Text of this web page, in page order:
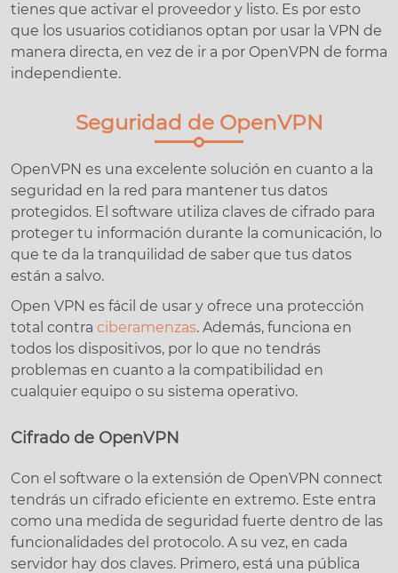
tienes que activar el proveedor y listo. Es por esto
que los usuarios cotidianos optan por usar la VPN de
manera directa, en vez de ir a por OpenVPN de forma
independiente.
Seguridad de OpenVPN
OpenVPN es una excelente solución en cuanto a la
seguridad en la red para mantener tus datos
protegidos. El software utiliza claves de cifrado para
proteger tu información durante la comunicación, lo
que te da la tranquilidad de saber que tus datos
están a salvo.
Open VPN es fácil de usar y ofrece una protección
total contra ciberamenzas. Además, funciona en
todos los dispositivos, por lo que no tendrás
problemas en cuanto a la compatibilidad en
cualquier equipo o su sistema operativo.
Cifrado de OpenVPN
Con el software o la extensión de OpenVPN connect
tendrás un cifrado eficiente en extremo. Este entra
como una medida de seguridad fuerte dentro de las
funcionalidades del protocolo. A su vez, en cada
servidor hay dos claves. Primero, está una pública